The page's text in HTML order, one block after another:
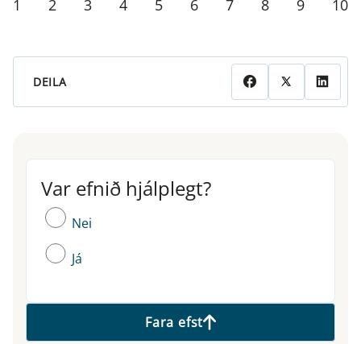
1 2 3 4 5 6 7 8 9 10
DEILA
Var efnið hjálplegt?
Var efnið hjálplegt?
Nei
Já
Fara efst